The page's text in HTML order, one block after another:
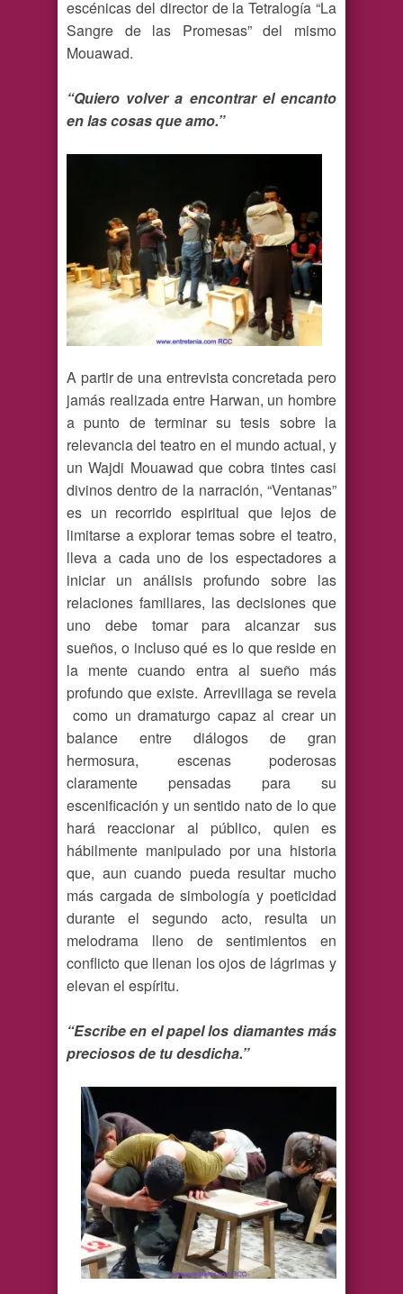
escénicas del director de la Tetralogía “La
Sangre de las Promesas” del mismo
Mouawad.
“Quiero volver a encontrar el encanto
en las cosas que amo.”
A partir de una entrevista concretada pero
jamás realizada entre Harwan, un hombre
a punto de terminar su tesis sobre la
relevancia del teatro en el mundo actual, y
un Wajdi Mouawad que cobra tintes casi
divinos dentro de la narración, “Ventanas”
es un recorrido espiritual que lejos de
limitarse a explorar temas sobre el teatro,
lleva a cada uno de los espectadores a
iniciar un análisis profundo sobre las
relaciones familiares, las decisiones que
uno debe tomar para alcanzar sus
sueños, o incluso qué es lo que reside en
la mente cuando entra al sueño más
profundo que existe. Arrevillaga se revela
como un dramaturgo capaz al crear un
balance entre diálogos de gran
hermosura, escenas poderosas
claramente pensadas para su
escenificación y un sentido nato de lo que
hará reaccionar al público, quien es
hábilmente manipulado por una historia
que, aun cuando pueda resultar mucho
más cargada de simbología y poeticidad
durante el segundo acto, resulta un
melodrama lleno de sentimientos en
conflicto que llenan los ojos de lágrimas y
elevan el espíritu.
“Escribe en el papel los diamantes más
preciosos de tu desdicha.”